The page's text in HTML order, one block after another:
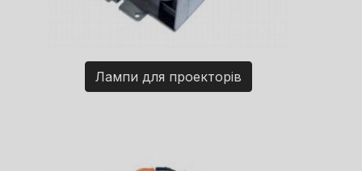
Лампи для проекторів